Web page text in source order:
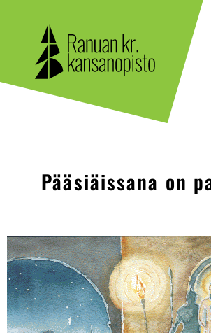
Pääsiäissana on